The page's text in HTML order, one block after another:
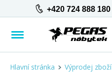
+420 724 888 180
Hlavní stránka Výprodej zboží